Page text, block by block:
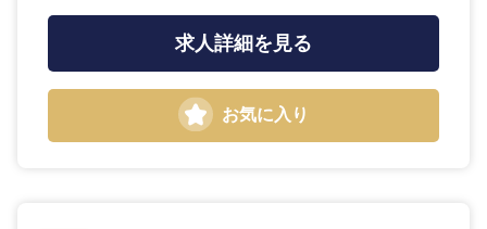
求人詳細を見る
お気に入り